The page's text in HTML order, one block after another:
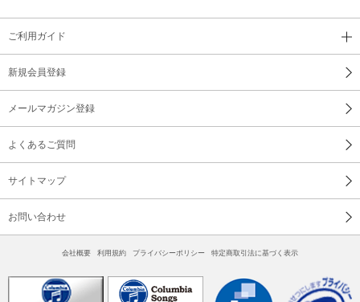
ご利用ガイド
新規会員登録
メールマガジン登録
よくあるご質問
サイトマップ
お問い合わせ
会社概要 利用規約 プライバシーポリシー 特定商取引法に基づく表示